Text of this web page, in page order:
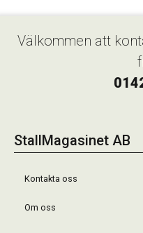
Välkommen att
StallMagasinet AB
Kontakta oss
Om oss